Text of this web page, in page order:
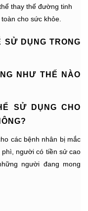
thay thế đường tinh
cho sức khỏe.
DỤNG TRONG
NHƯ THẾ NÀO
SỬ DỤNG CHO
các bệnh nhân bị mắc
người có tiền sử cao
người đang mong